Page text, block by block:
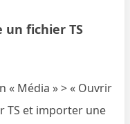
un fichier TS
« Média » > « Ouvrir
TS et importer une